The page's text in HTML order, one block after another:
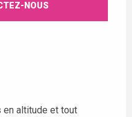
NOUS
altitude et tout